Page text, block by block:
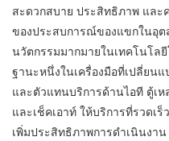
สะดวกสบาย ประสิทธิภาพ และ
ของประสบการณ์ของแขกในอุต
นวัตกรรมมากมายในเทคโนโล
ฐานะหนึ่งในเครื่องมือที่เปลี่ยน
และตัวแทนบริการด้านไอที ตู้เ
และเช็คเอาท์ ให้บริการที่รวด
เพิ่มประสิทธิภาพการดำเนินงา